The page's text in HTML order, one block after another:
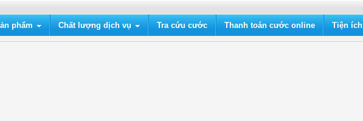
phẩm Chất lượng dịch vụ Tra cứu cước Thanh toán cước online Tiện ích